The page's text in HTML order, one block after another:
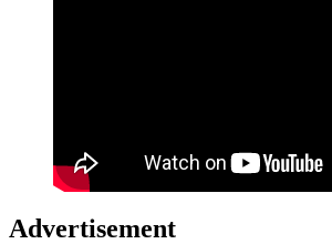
Advertisement